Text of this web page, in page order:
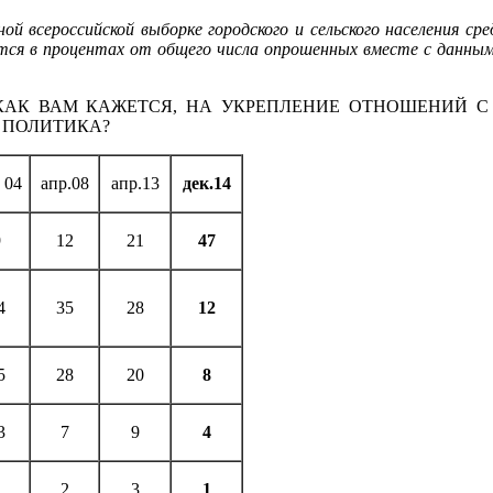
выборке городского и сельского населения
в процентах от общего числа опрошенных вместе с
ВАМ КАЖЕТСЯ, НА УКРЕПЛЕНИЕ ОТНОШЕНИЙ
апр.08 апр.13 дек.14
12 21 47
35 28 12
28 20 8
7 9 4
2 3 1